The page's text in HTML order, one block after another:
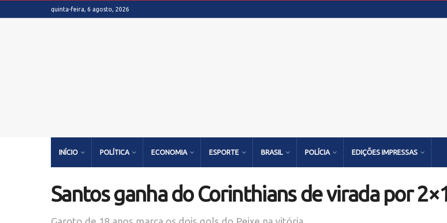
quinta-feira, 6 agosto, 2026
INÍCIO POLÍTICA ECONOMIA ESPORTE BRASIL POLÍCIA EDIÇÕES IMPRESSAS
Santos ganha do Corinthians de virada por